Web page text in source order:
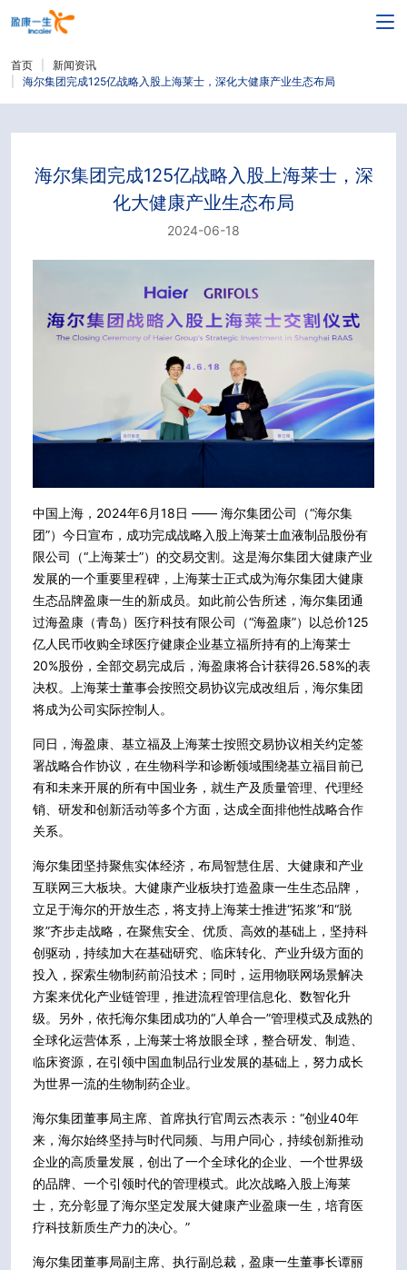
首页
新闻资讯
海尔集团完成125亿战略入股上海莱士，深化大健康产业生态布局
海尔集团完成125亿战略入股上海莱士，深
化大健康产业生态布局
2024-06-18
中国上海，2024年6月18日 —— 海尔集团公司（“海尔集
团”）今日宣布，成功完成战略入股上海莱士血液制品股份有
限公司（“上海莱士”）的交易交割。这是海尔集团大健康产业
发展的一个重要里程碑，上海莱士正式成为海尔集团大健康
生态品牌盈康一生的新成员。如此前公告所述，海尔集团通
过海盈康（青岛）医疗科技有限公司（“海盈康”）以总价125
亿人民币收购全球医疗健康企业基立福所持有的上海莱士
20%股份，全部交易完成后，海盈康将合计获得26.58%的表
决权。上海莱士董事会按照交易协议完成改组后，海尔集团
将成为公司实际控制人。
同日，海盈康、基立福及上海莱士按照交易协议相关约定签
署战略合作协议，在生物科学和诊断领域围绕基立福目前已
有和未来开展的所有中国业务，就生产及质量管理、代理经
销、研发和创新活动等多个方面，达成全面排他性战略合作
关系。
海尔集团坚持聚焦实体经济，布局智慧住居、大健康和产业
互联网三大板块。大健康产业板块打造盈康一生生态品牌，
立足于海尔的开放生态，将支持上海莱士推进“拓浆”和“脱
浆”齐步走战略，在聚焦安全、优质、高效的基础上，坚持科
创驱动，持续加大在基础研究、临床转化、产业升级方面的
投入，探索生物制药前沿技术；同时，运用物联网场景解决
方案来优化产业链管理，推进流程管理信息化、数智化升
级。另外，依托海尔集团成功的“人单合一”管理模式及成熟的
全球化运营体系，上海莱士将放眼全球，整合研发、制造、
临床资源，在引领中国血制品行业发展的基础上，努力成长
为世界一流的生物制药企业。
海尔集团董事局主席、首席执行官周云杰表示：“创业40年
来，海尔始终坚持与时代同频、与用户同心，持续创新推动
企业的高质量发展，创出了一个全球化的企业、一个世界级
的品牌、一个引领时代的管理模式。此次战略入股上海莱
士，充分彰显了海尔坚定发展大健康产业盈康一生，培育医
疗科技新质生产力的决心。”
海尔集团董事局副主席、执行副总裁，盈康一生董事长谭丽